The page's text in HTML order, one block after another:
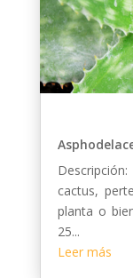
cactus,
planta o
25...
Leer más